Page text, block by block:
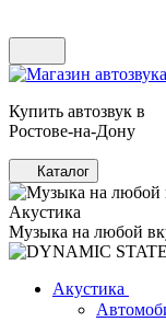
Купить автозвук в
Ростове-на-Дону
Каталог
Акустика
Музыка на любой
Акустика